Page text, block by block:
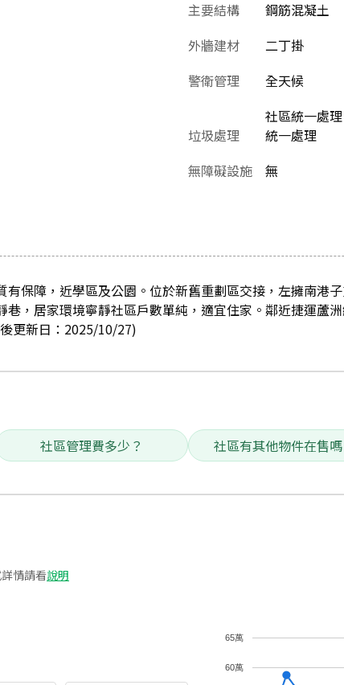
主要結構
鋼筋混凝土
外牆建材
二丁掛
警衛管理
全天候
垃圾處理
社區統一處
統一處理
無障礙設施
無
有保障，近學區及公園。位於新舊重劃區交接，左擁南港
巷，居家環境寧靜社區戶數單純，適宜住家。鄰近捷運蘆
更新日：2025/10/27)
社區管理費多少？ 社區有其他物件在售嗎
情請看說明
60萬
65萬